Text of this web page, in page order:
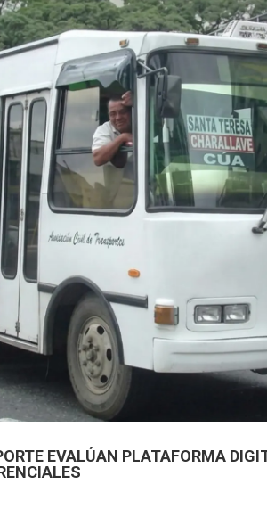
EVALÚAN PLATAFORMA